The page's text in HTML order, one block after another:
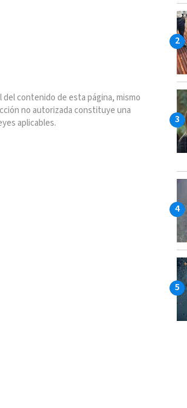
contenido de esta página, mismo
no autorizada constituye una
aplicables.